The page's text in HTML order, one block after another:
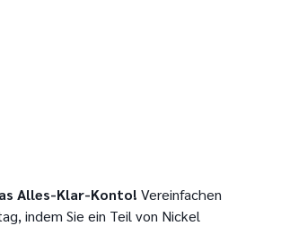
Alles-Klar-Konto! Vereinfachen
indem Sie ein Teil von Nickel